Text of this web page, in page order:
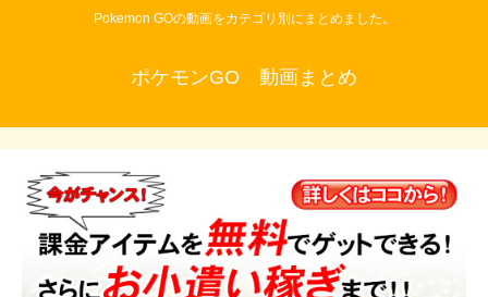
Pokemon GOの動画をカテゴリ別にまとめました。
ポケモンGO 動画まとめ